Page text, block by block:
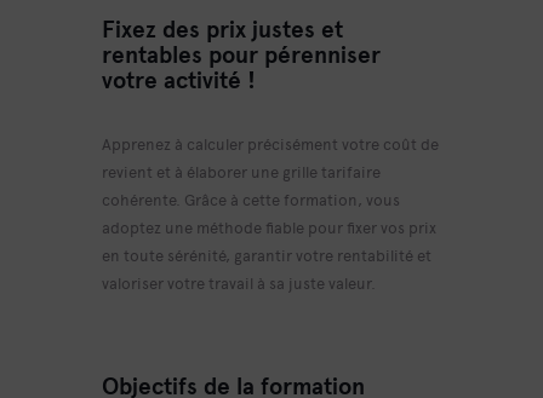
Fixez des prix justes et
rentables pour pérenniser
votre activité !
Apprenez à calculer précisément votre coût de
revient et à élaborer une grille tarifaire
cohérente. Grâce à cette formation, vous
adoptez une méthode fiable pour fixer vos prix
en toute sérénité, garantir votre rentabilité et
valoriser votre travail à sa juste valeur.
Objectifs de la formation